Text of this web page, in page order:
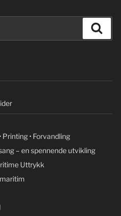
Printing • Forvandling
– en spennende utvikling
Uttrykk